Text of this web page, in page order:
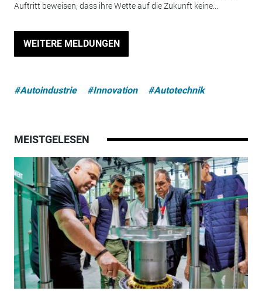
Auftritt beweisen, dass ihre Wette auf die Zukunft keine...
WEITERE MELDUNGEN
#Autoindustrie #Innovation #Autotechnik
MEISTGELESEN